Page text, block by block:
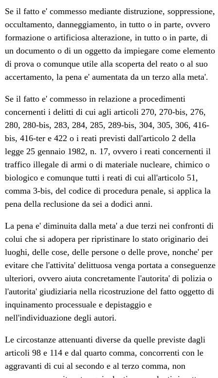
Se il fatto e' commesso mediante distruzione, soppressione,
occultamento, danneggiamento, in tutto o in parte, ovvero
formazione o artificiosa alterazione, in tutto o in parte, di
un documento o di un oggetto da impiegare come elemento
di prova o comunque utile alla scoperta del reato o al suo
accertamento, la pena e' aumentata da un terzo alla meta'.
Se il fatto e' commesso in relazione a procedimenti
concernenti i delitti di cui agli articoli 270, 270-bis, 276,
280, 280-bis, 283, 284, 285, 289-bis, 304, 305, 306, 416-
bis, 416-ter e 422 o i reati previsti dall'articolo 2 della
legge 25 gennaio 1982, n. 17, ovvero i reati concernenti il
traffico illegale di armi o di materiale nucleare, chimico o
biologico e comunque tutti i reati di cui all'articolo 51,
comma 3-bis, del codice di procedura penale, si applica la
pena della reclusione da sei a dodici anni.
La pena e' diminuita dalla meta' a due terzi nei confronti di
colui che si adopera per ripristinare lo stato originario dei
luoghi, delle cose, delle persone o delle prove, nonche' per
evitare che l'attivita' delittuosa venga portata a conseguenze
ulteriori, ovvero aiuta concretamente l'autorita' di polizia o
l'autorita' giudiziaria nella ricostruzione del fatto oggetto di
inquinamento processuale e depistaggio e
nell'individuazione degli autori.
Le circostanze attenuanti diverse da quelle previste dagli
articoli 98 e 114 e dal quarto comma, concorrenti con le
aggravanti di cui al secondo e al terzo comma, non